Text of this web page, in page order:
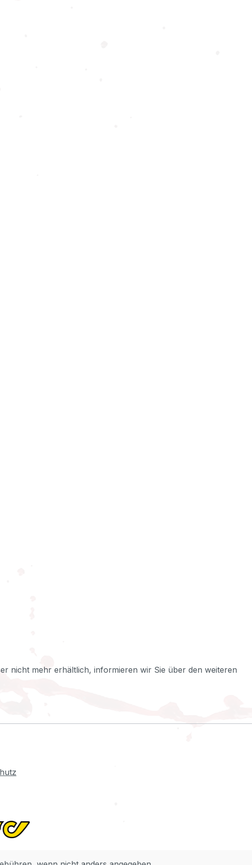
nicht mehr erhältlich, informieren wir Sie über den weiteren